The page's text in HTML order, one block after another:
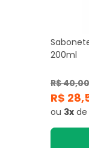
200ml
R$ 40,00
R$
ou 3x de